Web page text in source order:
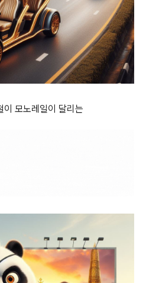
이 모노레일이 달리는